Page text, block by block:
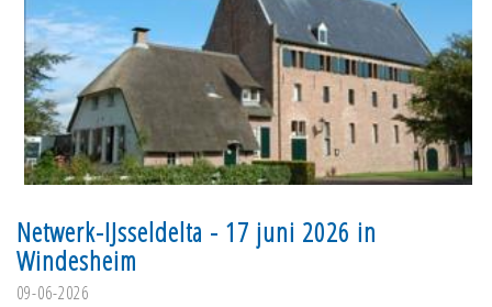
Netwerk-IJsseldelta - 17 juni 2026 in
Windesheim
09-06-2026